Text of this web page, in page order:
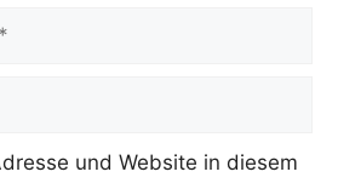
und Website in diesem